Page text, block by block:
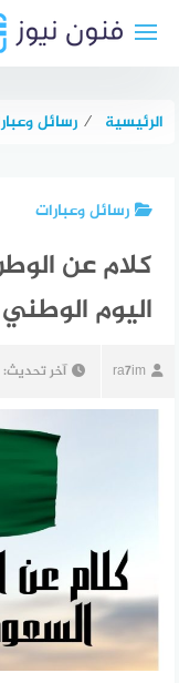
الرئيسية ⁄ رسائل
رسائل وعبارات
كلام عن
اليوم
ra7im آخر تحديث: